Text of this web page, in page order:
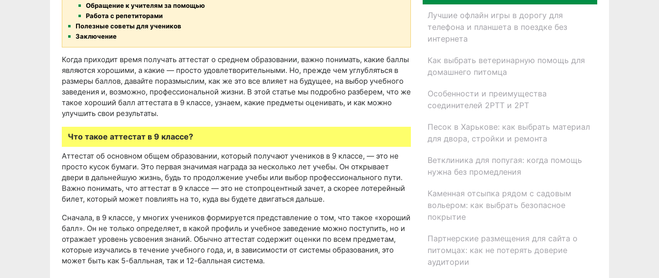
Обращение к учителям за помощью
Работа с репетиторами
Полезные советы для учеников
Заключение
Когда приходит время получать аттестат о среднем образовании, важно понимать, какие баллы
являются хорошими, а какие — просто удовлетворительными. Но, прежде чем углубляться в
размеры баллов, давайте поразмыслим, как же это все влияет на будущее, на выбор учебного
заведения и, возможно, профессиональной жизни. В этой статье мы подробно разберем, что же
такое хороший балл аттестата в 9 классе, узнаем, какие предметы оценивать, и как можно
улучшить свои результаты.
Что такое аттестат в 9 классе?
Аттестат об основном общем образовании, который получают учеников в 9 классе, — это не
просто кусок бумаги. Это первая значимая награда за несколько лет учебы. Он открывает
двери в дальнейшую жизнь, будь то продолжение учебы или выбор профессионального пути.
Важно понимать, что аттестат в 9 классе — это не стопроцентный зачет, а скорее лотерейный
билет, который может повлиять на то, куда вы будете двигаться дальше.
Сначала, в 9 классе, у многих учеников формируется представление о том, что такое «хороший
балл». Он не только определяет, в какой профиль и учебное заведение можно поступить, но и
отражает уровень усвоения знаний. Обычно аттестат содержит оценки по всем предметам,
которые изучались в течение учебного года, и, в зависимости от системы образования, это
может быть как 5-балльная, так и 12-балльная система.
Лучшие офлайн игры в дорогу для
телефона и планшета в поездке без
интернета
Как выбрать ветеринарную помощь для
домашнего питомца
Особенности и преимущества
соединителей 2РТТ и 2РТ
Песок в Харькове: как выбрать материал
для двора, стройки и ремонта
Ветклиника для попугая: когда помощь
нужна без промедления
Каменная отсыпка рядом с садовым
вольером: как выбрать безопасное
покрытие
Партнерские размещения для сайта о
питомцах: как не потерять доверие
аудитории